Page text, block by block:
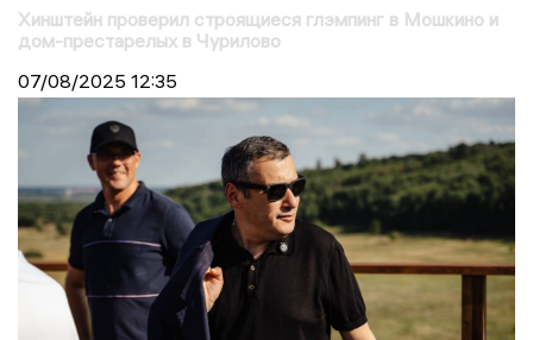
Хинштейн проверил строящиеся глэмпинг в Мошкино и
дом-престарелых в Чурилово
07/08/2025 12:35